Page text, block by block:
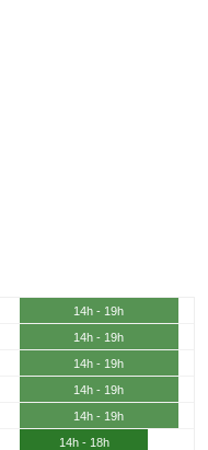
14h - 19h
14h - 19h
14h - 19h
14h - 19h
14h - 19h
14h - 18h